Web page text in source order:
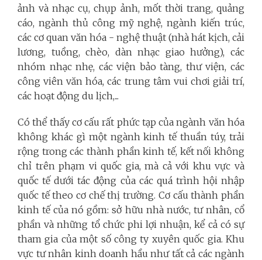
ảnh và nhạc cụ, chụp ảnh, mốt thời trang, quảng
cáo, ngành thủ công mỹ nghệ, ngành kiến trúc,
các cơ quan văn hóa - nghệ thuật (nhà hát kịch, cải
lương, tuồng, chèo, dàn nhạc giao hưởng), các
nhóm nhạc nhẹ, các viện bảo tàng, thư viện, các
công viên văn hóa, các trung tâm vui chơi giải trí,
các hoạt động du lịch,...
Có thể thấy cơ cấu rất phức tạp của ngành văn hóa
không khác gì một ngành kinh tế thuần túy, trải
rộng trong các thành phần kinh tế, kết nối không
chỉ trên phạm vi quốc gia, mà cả với khu vực và
quốc tế dưới tác động của các quá trình hội nhập
quốc tế theo cơ chế thị trường. Cơ cấu thành phần
kinh tế của nó gồm: sở hữu nhà nước, tư nhân, cổ
phần và những tổ chức phi lợi nhuận, kể cả có sự
tham gia của một số công ty xuyên quốc gia. Khu
vực tư nhân kinh doanh hầu như tất cả các ngành